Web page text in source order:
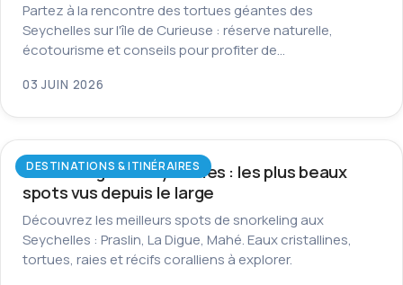
Partez à la rencontre des tortues géantes des
Seychelles sur l'île de Curieuse : réserve naturelle,
écotourisme et conseils pour profiter de…
03 JUIN 2026
DESTINATIONS & ITINÉRAIRES
Snorkeling aux Seychelles : les plus beaux
spots vus depuis le large
Découvrez les meilleurs spots de snorkeling aux
Seychelles : Praslin, La Digue, Mahé. Eaux cristallines,
tortues, raies et récifs coralliens à explorer.